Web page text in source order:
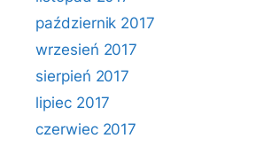
październik 2017
wrzesień 2017
sierpień 2017
lipiec 2017
czerwiec 2017